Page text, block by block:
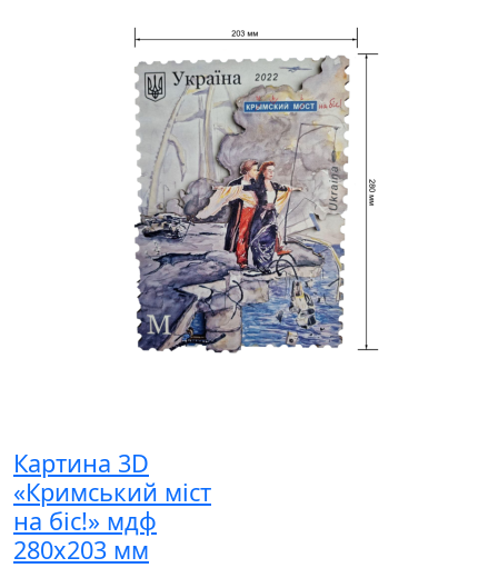
Картина 3D
«Кримський міст
на біс!» мдф
280х203 мм